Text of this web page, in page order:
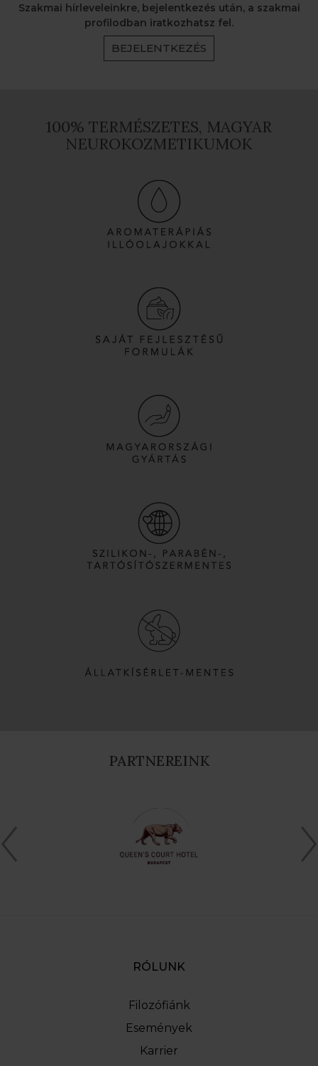
Szakmai hírleveleinkre, bejelentkezés után, a szakmai
profilodban iratkozhatsz fel.
BEJELENTKEZÉS
100% TERMÉSZETES, MAGYAR
NEUROKOZMETIKUMOK
PARTNEREINK
RÓLUNK
Filozófiánk
Események
Karrier